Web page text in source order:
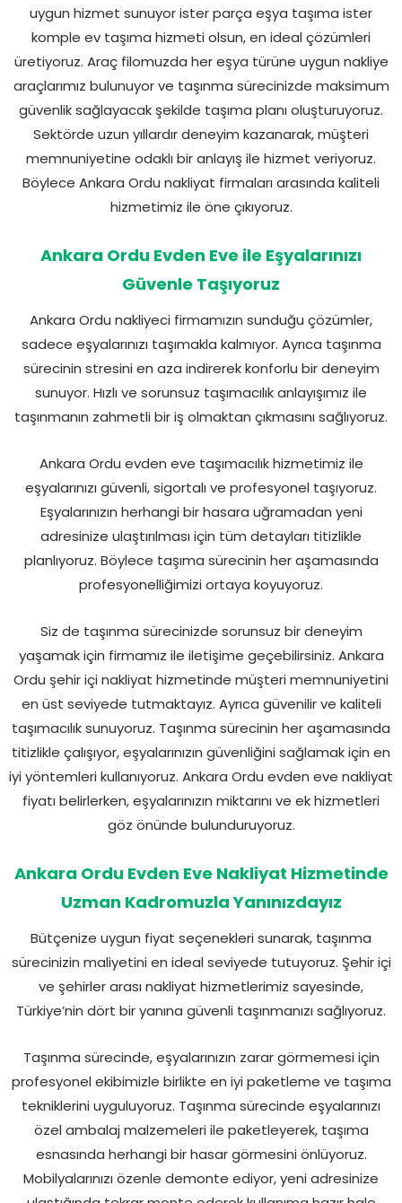
uygun hizmet sunuyor ister parça eşya taşıma ister
komple ev taşıma hizmeti olsun, en ideal çözümleri
üretiyoruz. Araç filomuzda her eşya türüne uygun nakliye
araçlarımız bulunuyor ve taşınma sürecinizde maksimum
güvenlik sağlayacak şekilde taşıma planı oluşturuyoruz.
Sektörde uzun yıllardır deneyim kazanarak, müşteri
memnuniyetine odaklı bir anlayış ile hizmet veriyoruz.
Böylece Ankara Ordu nakliyat firmaları arasında kaliteli
hizmetimiz ile öne çıkıyoruz.
Ankara Ordu Evden Eve ile Eşyalarınızı
Güvenle Taşıyoruz
Ankara Ordu nakliyeci firmamızın sunduğu çözümler,
sadece eşyalarınızı taşımakla kalmıyor. Ayrıca taşınma
sürecinin stresini en aza indirerek konforlu bir deneyim
sunuyor. Hızlı ve sorunsuz taşımacılık anlayışımız ile
taşınmanın zahmetli bir iş olmaktan çıkmasını sağlıyoruz.
Ankara Ordu evden eve taşımacılık hizmetimiz ile
eşyalarınızı güvenli, sigortalı ve profesyonel taşıyoruz.
Eşyalarınızın herhangi bir hasara uğramadan yeni
adresinize ulaştırılması için tüm detayları titizlikle
planlıyoruz. Böylece taşıma sürecinin her aşamasında
profesyonelliğimizi ortaya koyuyoruz.
Siz de taşınma sürecinizde sorunsuz bir deneyim
yaşamak için firmamız ile iletişime geçebilirsiniz. Ankara
Ordu şehir içi nakliyat hizmetinde müşteri memnuniyetini
en üst seviyede tutmaktayız. Ayrıca güvenilir ve kaliteli
taşımacılık sunuyoruz. Taşınma sürecinin her aşamasında
titizlikle çalışıyor, eşyalarınızın güvenliğini sağlamak için en
iyi yöntemleri kullanıyoruz. Ankara Ordu evden eve nakliyat
fiyatı belirlerken, eşyalarınızın miktarını ve ek hizmetleri
göz önünde bulunduruyoruz.
Ankara Ordu Evden Eve Nakliyat Hizmetinde
Uzman Kadromuzla Yanınızdayız
Bütçenize uygun fiyat seçenekleri sunarak, taşınma
sürecinizin maliyetini en ideal seviyede tutuyoruz. Şehir içi
ve şehirler arası nakliyat hizmetlerimiz sayesinde,
Türkiye’nin dört bir yanına güvenli taşınmanızı sağlıyoruz.
Taşınma sürecinde, eşyalarınızın zarar görmemesi için
profesyonel ekibimizle birlikte en iyi paketleme ve taşıma
tekniklerini uyguluyoruz. Taşınma sürecinde eşyalarınızı
özel ambalaj malzemeleri ile paketleyerek, taşıma
esnasında herhangi bir hasar görmesini önlüyoruz.
Mobilyalarınızı özenle demonte ediyor, yeni adresinize